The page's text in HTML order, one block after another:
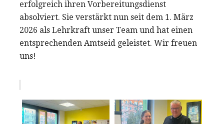
erfolgreich ihren Vorbereitungsdienst
absolviert. Sie verstärkt nun seit dem 1. März
2026 als Lehrkraft unser Team und hat einen
entsprechenden Amtseid geleistet. Wir freuen
uns!